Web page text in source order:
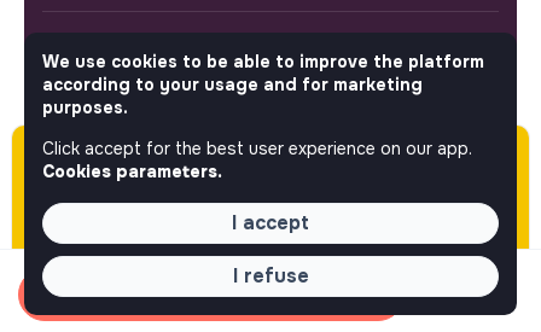
Please note this job was posted over 60 days
ago (05-07-2026) and may or may not have
expired.
Apply
FOLLOW US
© 2026 jobs that makesense.
We use cookies to be able to improve the platform
according to your usage and for marketing
purposes.
Click accept for the best user experience on our app.
Cookies parameters.
I accept
I refuse